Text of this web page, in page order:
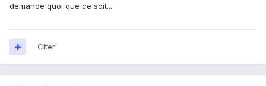
demande quoi que ce soit...
Citer